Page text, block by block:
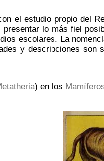
el estudio propio del
lo más fiel
escolares. La
y descripciones son
) en los Mamíferos